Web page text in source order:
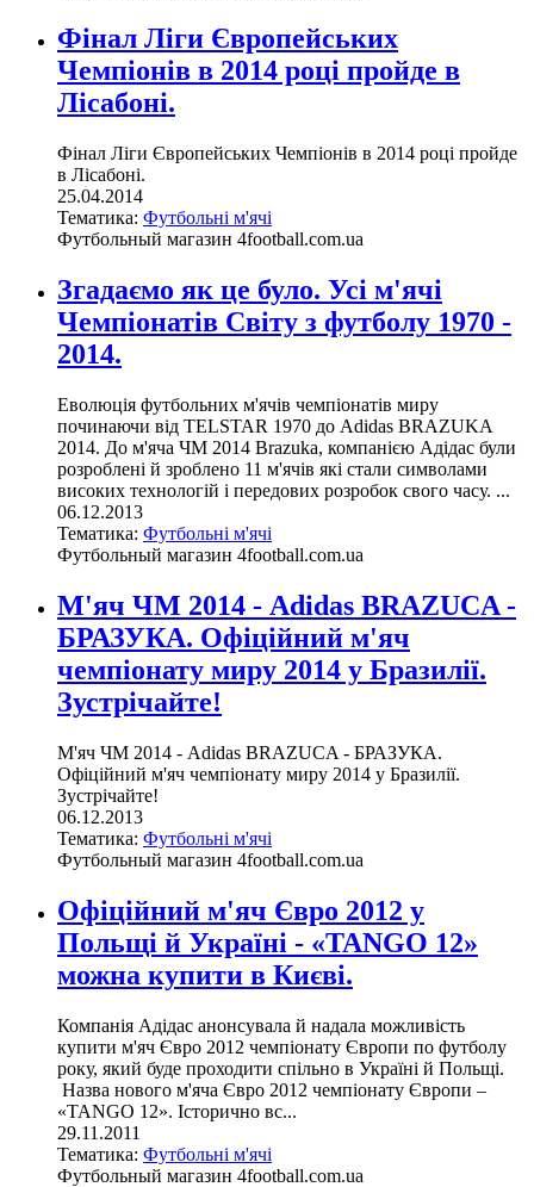
Фінал Ліги Європейських
Чемпіонів в 2014 році пройде в
Лісабоні.
Фінал Ліги Європейських Чемпіонів в 2014 році пройде
в Лісабоні.
25.04.2014
Тематика: Футбольні м'ячі
Футбольный магазин 4football.com.ua
Згадаємо як це було. Усі м'ячі
Чемпіонатів Світу з футболу 1970 -
2014.
Еволюція футбольних м'ячів чемпіонатів миру
починаючи від TELSTAR 1970 до Adidas BRAZUKA
2014. До м'яча ЧМ 2014 Brazuka, компанією Адідас були
розроблені й зроблено 11 м'ячів які стали символами
високих технологій і передових розробок свого часу. ...
06.12.2013
Тематика: Футбольні м'ячі
Футбольный магазин 4football.com.ua
М'яч ЧМ 2014 - Adidas BRAZUCA -
БРАЗУКА. Офіційний м'яч
чемпіонату миру 2014 у Бразилії.
Зустрічайте!
М'яч ЧМ 2014 - Adidas BRAZUCA - БРАЗУКА.
Офіційний м'яч чемпіонату миру 2014 у Бразилії.
Зустрічайте!
06.12.2013
Тематика: Футбольні м'ячі
Футбольный магазин 4football.com.ua
Офіційний м'яч Євро 2012 у
Польщі й Україні - «TANGO 12»
можна купити в Києві.
Компанія Адідас анонсувала й надала можливість
купити м'яч Євро 2012 чемпіонату Європи по футболу
року, який буде проходити спільно в Україні й Польщі.
Назва нового м'яча Євро 2012 чемпіонату Європи –
«TANGO 12». Історично вс...
29.11.2011
Тематика: Футбольні м'ячі
Футбольный магазин 4football.com.ua